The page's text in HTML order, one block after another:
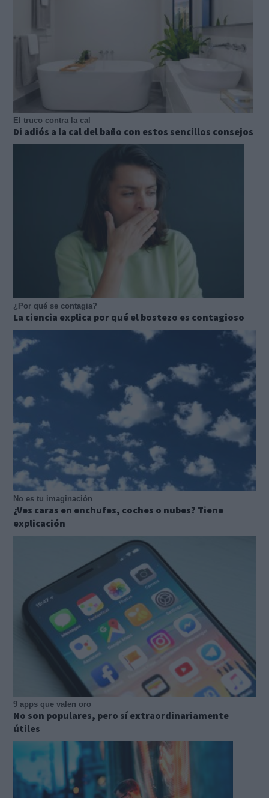
El truco contra la cal
Di adiós a la cal del baño con estos sencillos consejos
¿Por qué se contagia?
La ciencia explica por qué el bostezo es contagioso
No es tu imaginación
¿Ves caras en enchufes, coches o nubes? Tiene
explicación
9 apps que valen oro
No son populares, pero sí extraordinariamente
útiles